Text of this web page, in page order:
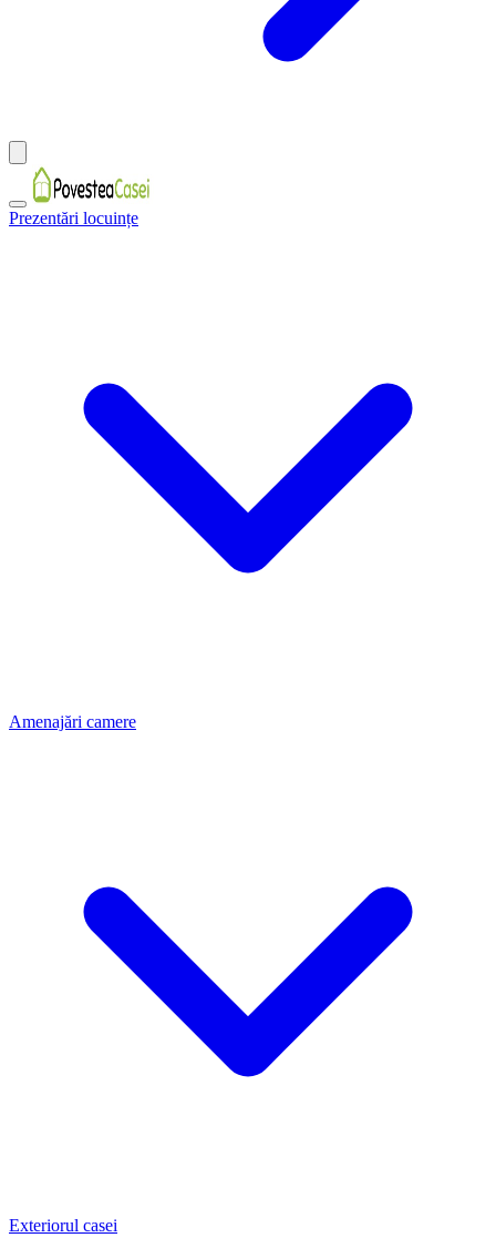
Prezentări locuințe
Amenajări camere
Exteriorul casei